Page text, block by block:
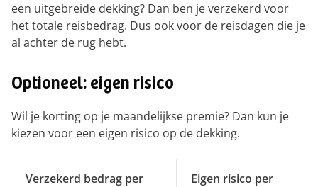
een uitgebreide dekking? Dan ben je verzekerd voor
het totale reisbedrag. Dus ook voor de reisdagen die je
al achter de rug hebt.
Optioneel: eigen risico
Wil je korting op je maandelijkse premie? Dan kun je
kiezen voor een eigen risico op de dekking.
Verzekerd bedrag per
Eigen risico per